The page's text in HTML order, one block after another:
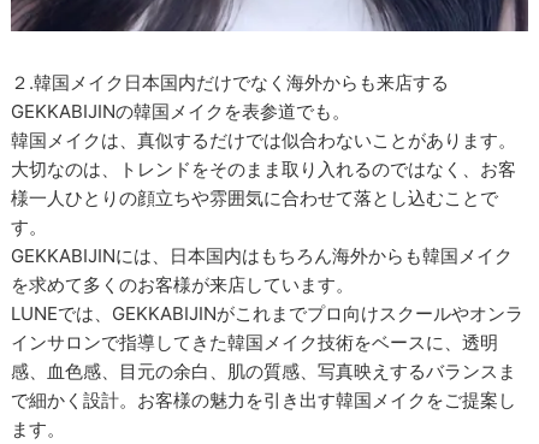
２.韓国メイク日本国内だけでなく海外からも来店する
GEKKABIJINの韓国メイクを表参道でも。
韓国メイクは、真似するだけでは似合わないことがあります。
大切なのは、トレンドをそのまま取り入れるのではなく、お客
様一人ひとりの顔立ちや雰囲気に合わせて落とし込むことで
す。
GEKKABIJINには、日本国内はもちろん海外からも韓国メイク
を求めて多くのお客様が来店しています。
LUNEでは、GEKKABIJINがこれまでプロ向けスクールやオンラ
インサロンで指導してきた韓国メイク技術をベースに、透明
感、血色感、目元の余白、肌の質感、写真映えするバランスま
で細かく設計。お客様の魅力を引き出す韓国メイクをご提案し
ます。